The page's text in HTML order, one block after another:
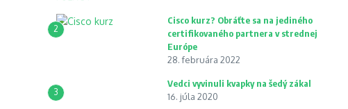
2
Cisco kurz? Obráťte sa na jediného
certifikovaného partnera v strednej
Európe
28. februára 2022
3
Vedci vyvinuli kvapky na šedý zákal
16. júla 2020